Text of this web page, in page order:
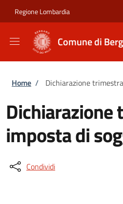
Regione Lombardia
Comune di
Briciole di pane
Home / Dichiarazione
imposta di
Condividi